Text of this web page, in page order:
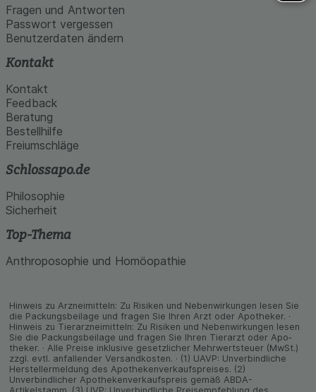
Fragen und Antworten
Passwort vergessen
Benutzerdaten ändern
Kontakt
Kontakt
Feedback
Beratung
Bestellhilfe
Freiumschläge
Schlossapo.de
Philosophie
Sicherheit
Top-Thema
Anthroposophie und Homöopathie
Hinweis zu Arzneimitteln: Zu Risiken und Neben­wirkungen lesen Sie
die Packungs­beilage und fragen Sie Ihren Arzt oder Apo­theker. ·
Hinweis zu Tier­arz­nei­mitteln: Zu Risiken und Neben­wirkungen lesen
Sie die Packungs­beilage und fragen Sie Ihren Tier­arzt oder Apo­
theker. · Alle Preise inklusive gesetz­licher Mehrwertsteuer (MwSt.)
zzgl. evtl. anfallender Versand­kosten. · (1) UAVP: Unverbindliche
Herstellermeldung des Apothekenverkaufspreises. (2)
Unverbindlicher Apothekenverkaufspreis gemäß ABDA-